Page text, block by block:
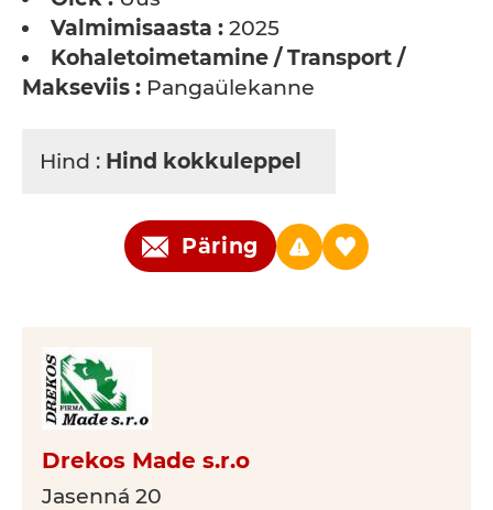
Valmimisaasta : 2025
Kohaletoimetamine / Transport /
Makseviis : Pangaülekanne
Hind : Hind kokkuleppel
Päring
Drekos Made s.r.o
Jasenná 20